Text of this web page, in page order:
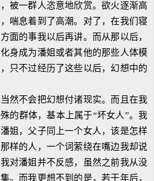
被一群人恣意地欣赏。欲火逐渐高
喘息着到了高潮。对了，在我们寝
面的事我以后再讲。而从那以后，
身成为潘姐或者其他的那些人体模
只不过经历了这些以后，幻想中的
不会把幻想付诸现实。而且在我
的群体，基本上属于“坏女人”。我
姐，父子同上一个女人，该是怎样
样的人，一个词萦绕在嘴边我却说
对潘姐并不反感，虽然之前我从没
。而我更想不到的是，若干年后，